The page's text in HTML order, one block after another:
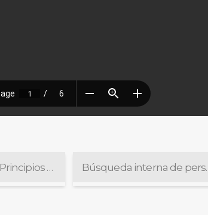
A 18 años de los Principios de Yogyakarta: estándares internacionales para la igualdad y la dignidad Búsqueda